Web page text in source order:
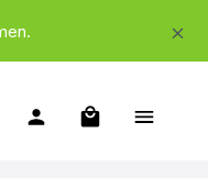
Warenkorb